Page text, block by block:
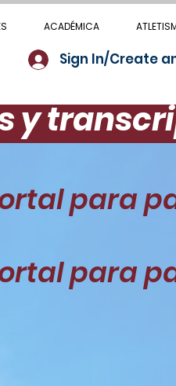
ACADÉMICA
Sign In/Create
y
para
para